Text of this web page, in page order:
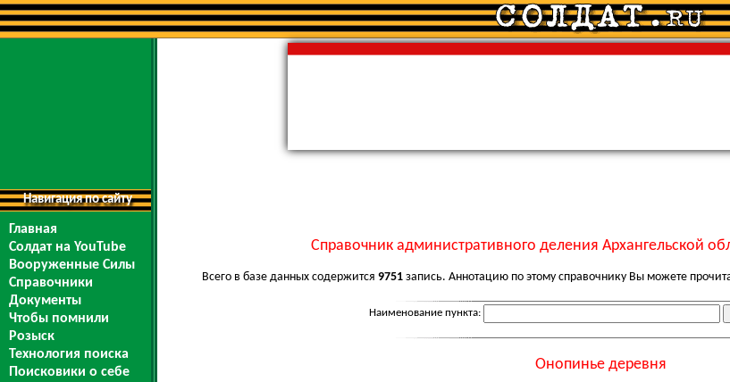
Навигация по сайту
Главная
Солдат на YouTube
Вооруженные Силы
Справочники
Документы
Чтобы помнили
Розыск
Технология поиска
Поисковики о себе
Справочник административного деления Архангельской
Всего в базе данных содержится 9751 запись. Аннотацию по этому справочнику Вы можете
Наименование пункта:
Онопинье деревня